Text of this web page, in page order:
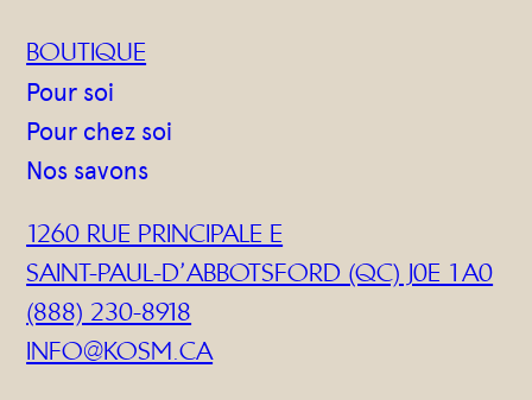
BOUTIQUE
Pour soi
Pour chez soi
Nos savons
1260 RUE PRINCIPALE E
SAINT-PAUL-D’ABBOTSFORD (QC) J0E 1A0
(888) 230-8918
INFO@KOSM.CA